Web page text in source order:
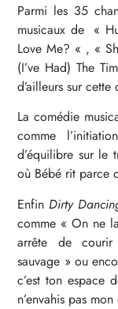
Parmi les 35
musicaux de «
Love Me? « , «
(I’ve Had) The
d’ailleurs sur
La comédie
comme
d’équilibre sur le
où Bébé rit parce
Enfin Dirty
comme « On ne
arrête de
sauvage » ou
c’est ton espace
n’envahis pas